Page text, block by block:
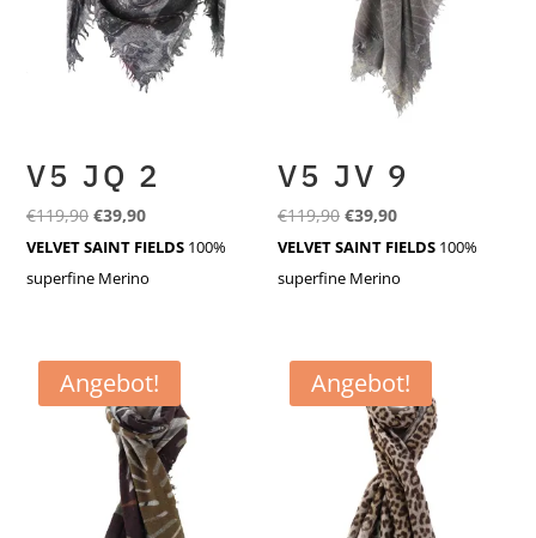
V5 JQ 2
€119,90 Ursprünglicher
Preis
war:
€39,90Aktueller
Preis
ist:
VELVET SAINT FIELDS 100%
superfine Merino
V5 JV 9
€119,90 Ursprünglicher
Preis
war:
€39,90Aktueller
Preis
ist:
VELVET SAINT FIELDS 100%
superfine Merino
Angebot! Angebot!